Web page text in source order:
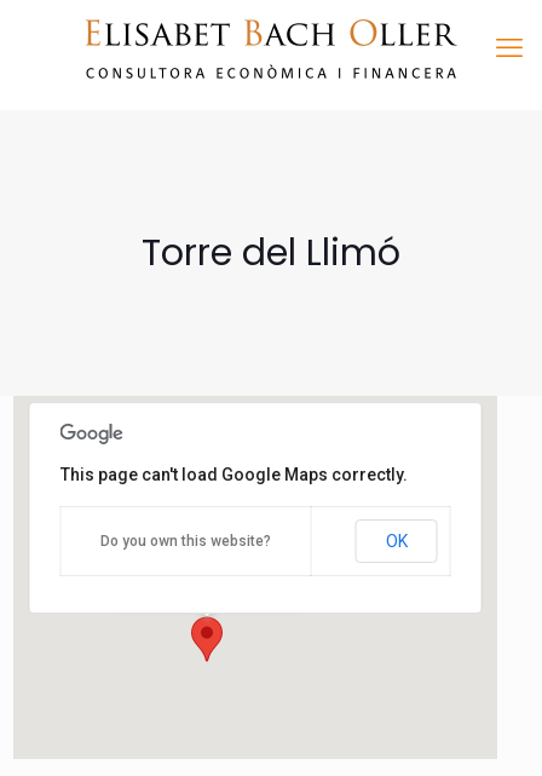
Torre del Llimó
This page can't load Google Maps correctly.
Do you own this website? OK